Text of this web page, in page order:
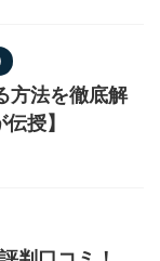
方法を徹底解
授】